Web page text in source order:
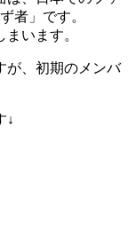
者」です。
います。
が、初期のメンバ
↓